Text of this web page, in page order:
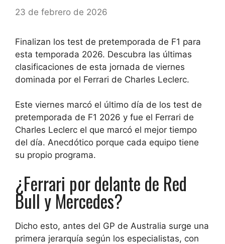
23 de febrero de 2026
Finalizan los test de pretemporada de F1 para
esta temporada 2026. Descubra las últimas
clasificaciones de esta jornada de viernes
dominada por el Ferrari de Charles Leclerc.
Este viernes marcó el último día de los test de
pretemporada de F1 2026 y fue el Ferrari de
Charles Leclerc el que marcó el mejor tiempo
del día. Anecdótico porque cada equipo tiene
su propio programa.
¿Ferrari por delante de Red
Bull y Mercedes?
Dicho esto, antes del GP de Australia surge una
primera jerarquía según los especialistas, con